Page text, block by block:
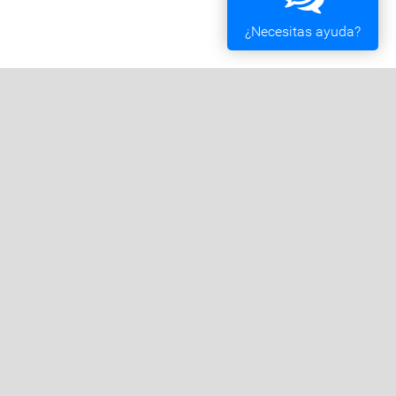
¿Necesitas ayuda?